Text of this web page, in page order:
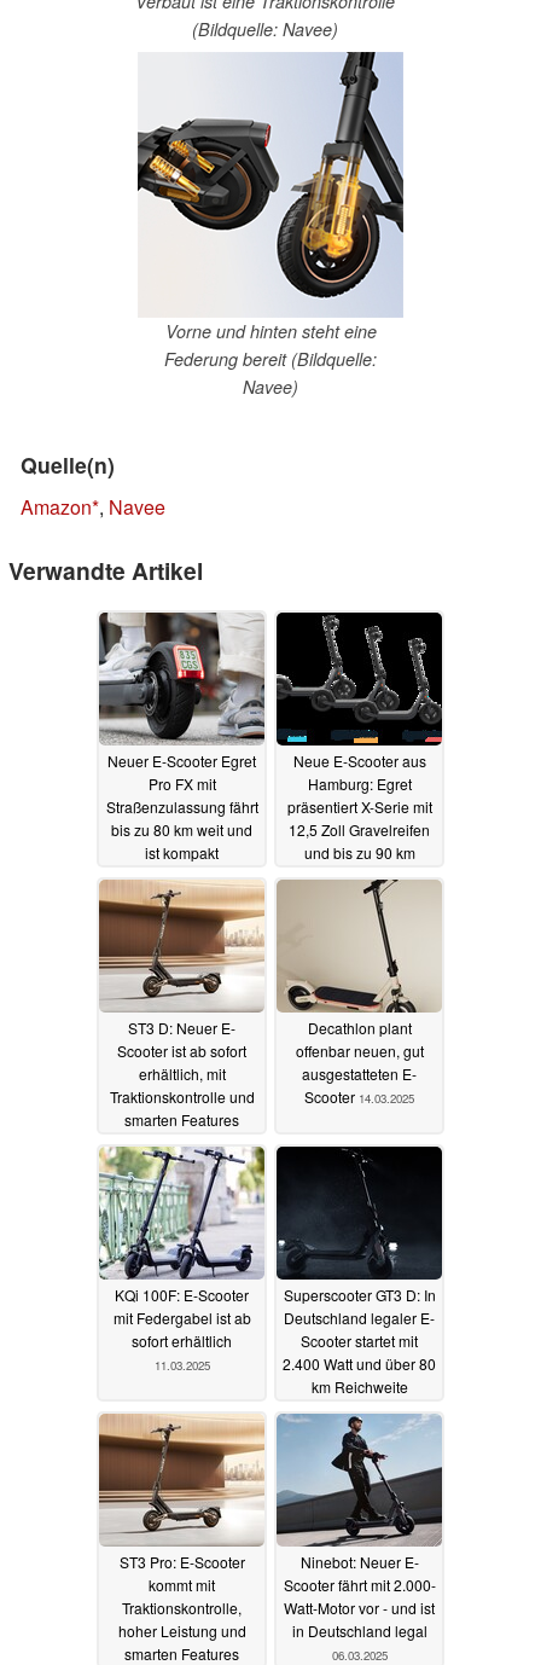
(Bildquelle: Navee)
Vorne und hinten steht eine
Federung bereit (Bildquelle:
Navee)
Quelle(n)
Amazon , Navee
Verwandte Artikel
Neuer E-Scooter Egret
Pro FX mit
Straßenzulassung fährt
bis zu 80 km weit und
ist kompakt
zusammenfaltbar
23.03.2025
Neue E-Scooter aus
Hamburg: Egret
präsentiert X-Serie mit
12,5 Zoll Gravelreifen
und bis zu 90 km
Reichweite22.03.2025
ST3 D: Neuer E-
Scooter ist ab sofort
erhältlich, mit
Traktionskontrolle und
smarten Features
15.03.2025
Decathlon plant
offenbar neuen, gut
ausgestatteten E-
Scooter 14.03.2025
KQi 100F: E-Scooter
mit Federgabel ist ab
sofort erhältlich
11.03.2025
Superscooter GT3 D: In
Deutschland legaler E-
Scooter startet mit
2.400 Watt und über 80
km Reichweite
07.03.2025
ST3 Pro: E-Scooter
kommt mit
Traktionskontrolle,
hoher Leistung und
smarten Features
Ninebot: Neuer E-
Scooter fährt mit 2.000-
Watt-Motor vor - und ist
in Deutschland legal
06.03.2025